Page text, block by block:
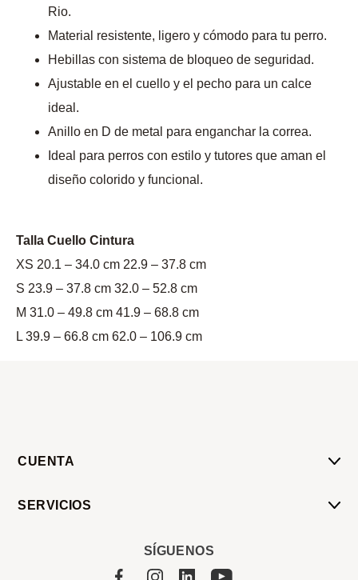
Rio.
Material resistente, ligero y cómodo para tu perro.
Hebillas con sistema de bloqueo de seguridad.
Ajustable en el cuello y el pecho para un calce
ideal.
Anillo en D de metal para enganchar la correa.
Ideal para perros con estilo y tutores que aman el
diseño colorido y funcional.
Talla Cuello Cintura
XS 20.1 – 34.0 cm 22.9 – 37.8 cm
S 23.9 – 37.8 cm 32.0 – 52.8 cm
M 31.0 – 49.8 cm 41.9 – 68.8 cm
L 39.9 – 66.8 cm 62.0 – 106.9 cm
CUENTA
SERVICIOS
SÍGUENOS